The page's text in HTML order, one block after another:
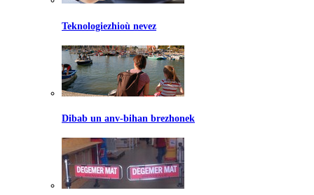
Teknologiezhioù nevez
Dibab un anv-bihan brezhonek